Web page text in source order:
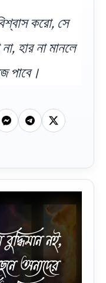
করো, সে
হার না মানলে
পাবে।
নই,
অন্যদের